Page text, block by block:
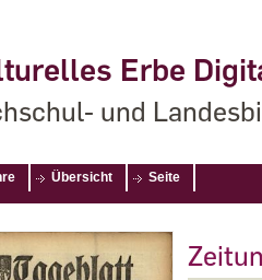
Erbe
und
Übersicht Seite